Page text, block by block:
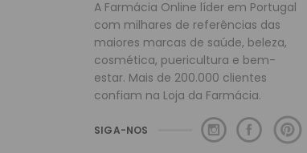
A Farmácia Online líder em Portugal
com milhares de referências das
maiores marcas de saúde, beleza,
cosmética, puericultura e bem-
estar. Mais de 200.000 clientes
confiam na Loja da Farmácia.
SIGA-NOS